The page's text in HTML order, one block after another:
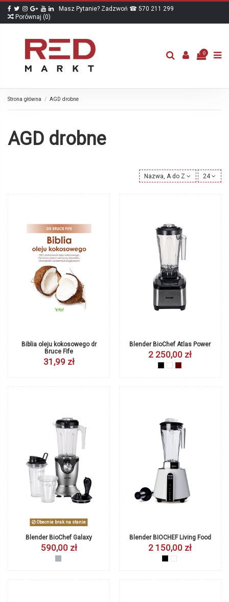
Masz Pytanie? Zadzwoń ☎ 570 211 299
Porównaj (0)
0
Strona główna AGD drobne
AGD drobne
Nazwa, A do Z 24
Biblia oleju kokosowego dr
Bruce Fife
31,99 zł
Blender BioChef Atlas Power
2 250,00 zł
czarny
białyburgund
Obecnie brak na stanie
Blender BioChef Galaxy
590,00 zł
srebrny
Blender BIOCHEF Living Food
2 150,00 zł
czarny
biały